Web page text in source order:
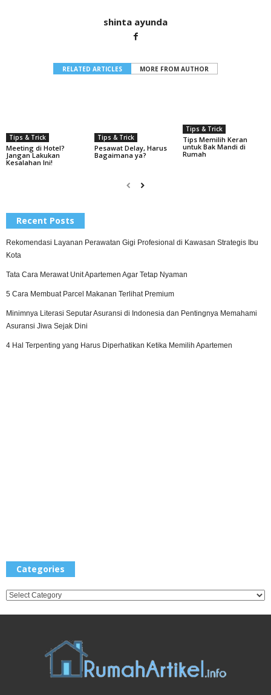
shinta ayunda
RELATED ARTICLES MORE FROM AUTHOR
Tips & Trick
Meeting di Hotel?
Jangan Lakukan
Kesalahan Ini!
Tips & Trick
Pesawat Delay, Harus
Bagaimana ya?
Tips & Trick
Tips Memilih Keran
untuk Bak Mandi di
Rumah
Recent Posts
Rekomendasi Layanan Perawatan Gigi Profesional di Kawasan Strategis Ibu
Kota
Tata Cara Merawat Unit Apartemen Agar Tetap Nyaman
5 Cara Membuat Parcel Makanan Terlihat Premium
Minimnya Literasi Seputar Asuransi di Indonesia dan Pentingnya Memahami
Asuransi Jiwa Sejak Dini
4 Hal Terpenting yang Harus Diperhatikan Ketika Memilih Apartemen
Categories